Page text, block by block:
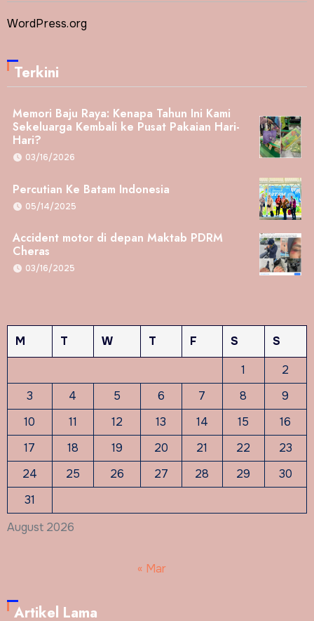
WordPress.org
Terkini
Memori Baju Raya: Kenapa Tahun Ini Kami
Sekeluarga Kembali ke Pusat Pakaian Hari-
Hari?
03/16/2026
Percutian Ke Batam Indonesia
05/14/2025
Accident motor di depan Maktab PDRM
Cheras
03/16/2025
August 2026
M T W T F S
S
1
2
3
4 5 6 7 8
9
10
11 12 13 14 15
16
17
18 19 20 21 22
23
24
25 26 27 28 29
30
31
« Mar
Artikel Lama